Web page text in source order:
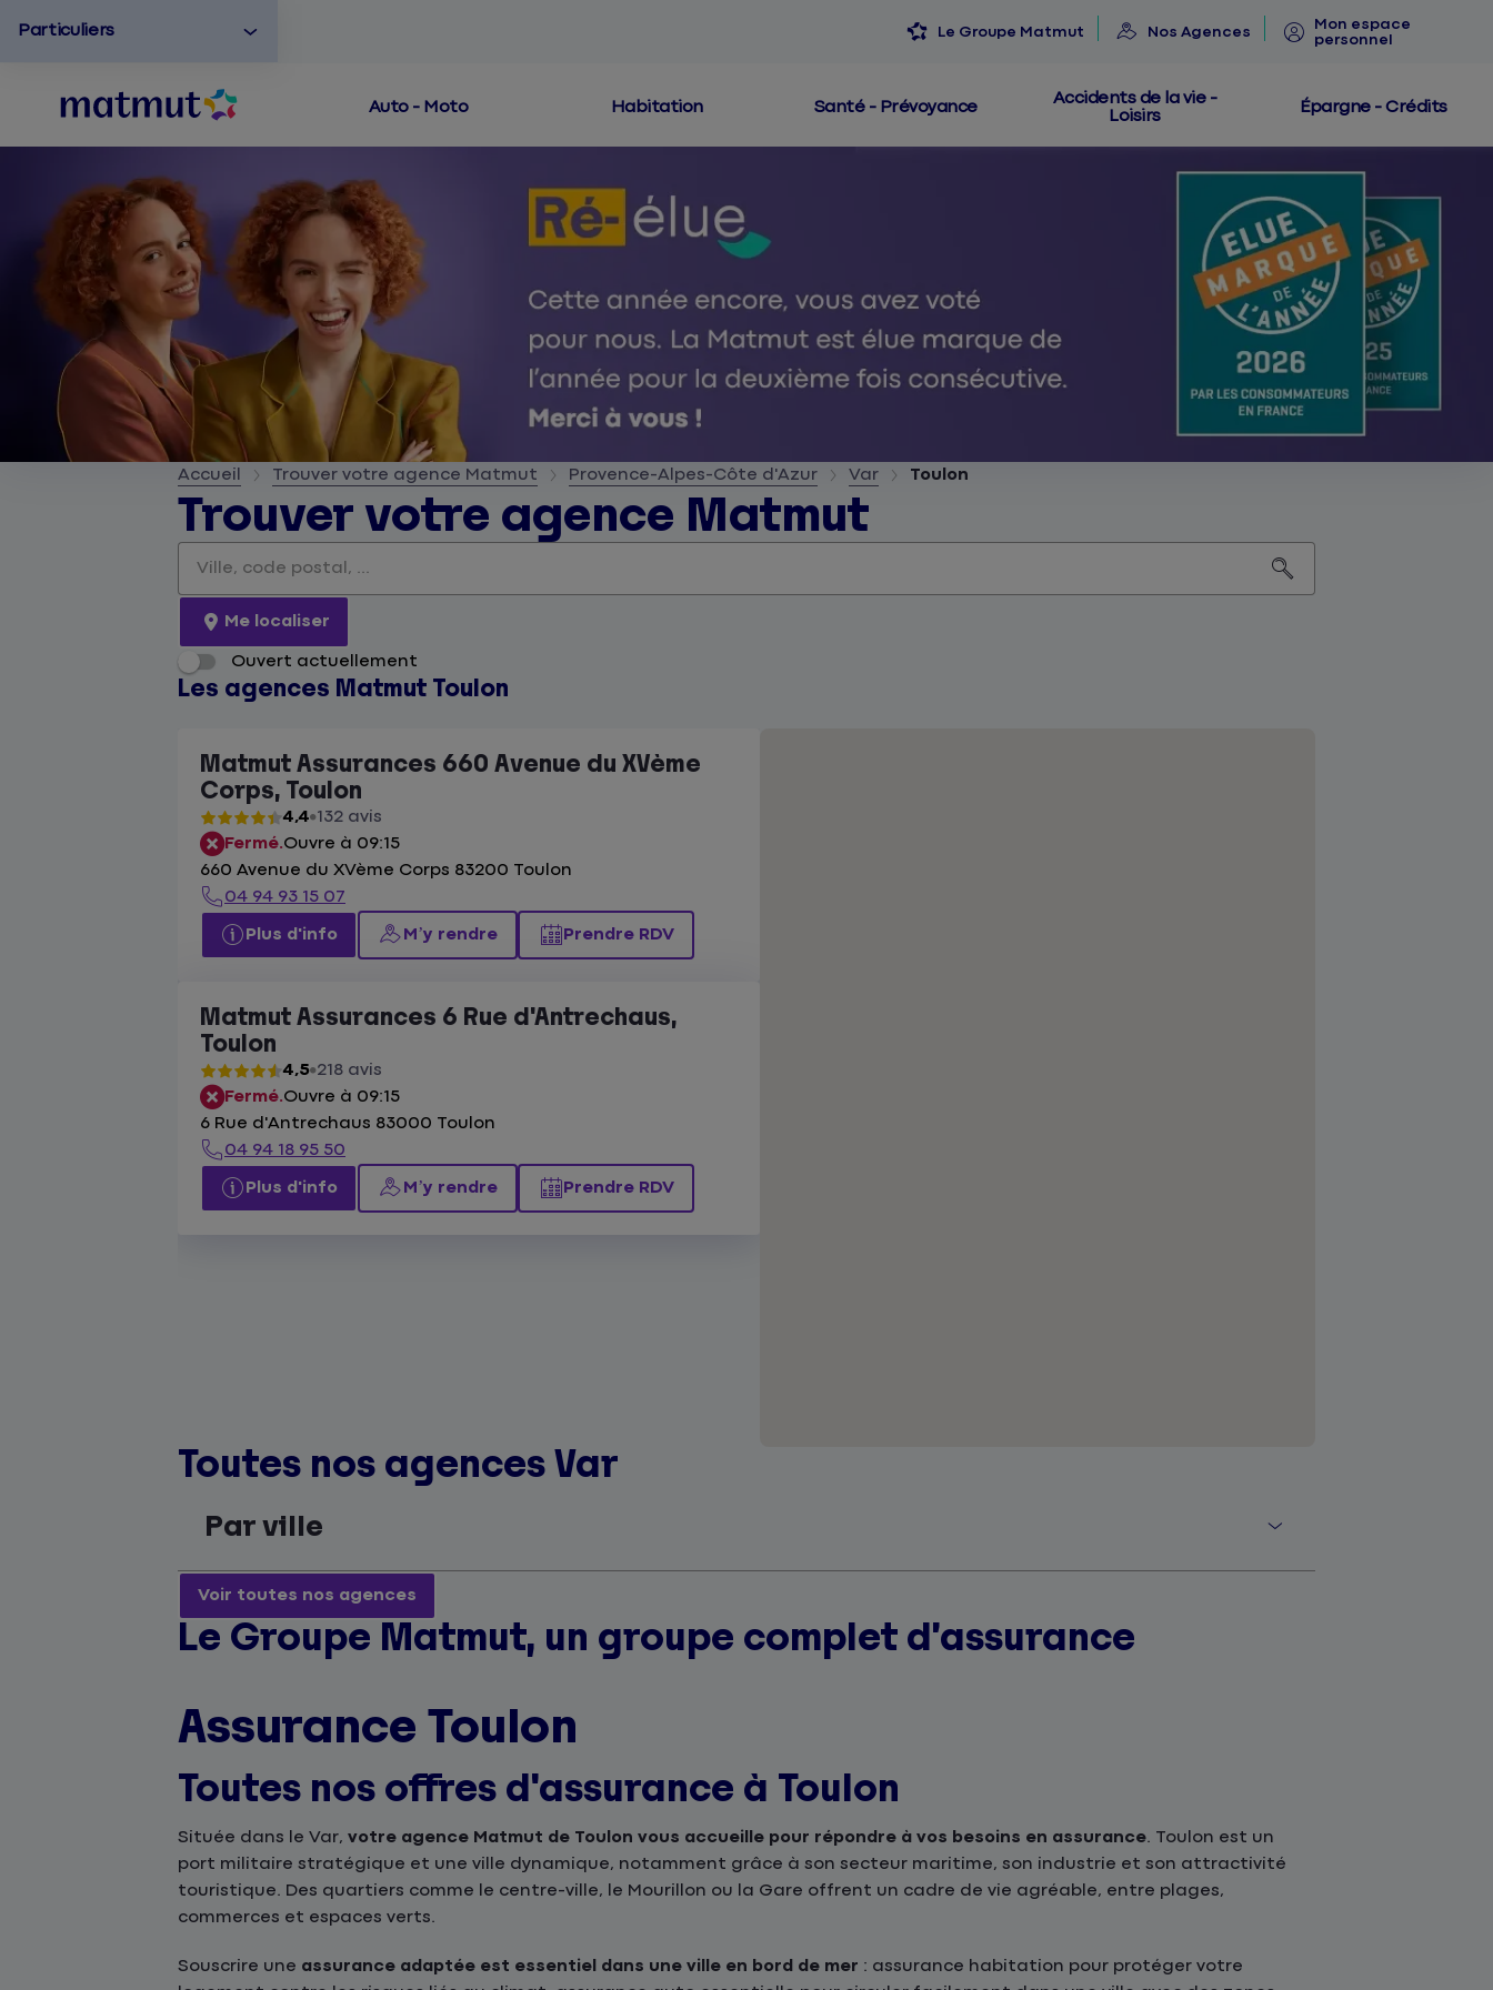
Particuliers Le Groupe Matmut Nos Agences
Mon espace
personnel
Auto - Moto Habitation Santé - Prévoyance
Accidents de la vie -
Loisirs
Épargne - Crédits
Accueil Trouver votre agence Matmut Provence-Alpes-Côte d'Azur Var Toulon
Trouver votre agence Matmut
Veuillez renseigner une adresse
Me localiser
Ouvert actuellement
Les agences Matmut Toulon
Matmut Assurances 660 Avenue du XVème
Corps, Toulon
4,4 132 avis
Fermé.Ouvre à 09:15
660 Avenue du XVème Corps 83200 Toulon
04 94 93 15 07
Plus d'info
M’y rendre Prendre RDV
Matmut Assurances 6 Rue d'Antrechaus,
Toulon
4,5 218 avis
Fermé.Ouvre à 09:15
6 Rue d'Antrechaus 83000 Toulon
04 94 18 95 50
Plus d'info
M’y rendre Prendre RDV
Toutes nos agences Var
Par ville
Voir toutes nos agences
Le Groupe Matmut, un groupe complet d’assurance
Assurance Toulon
Toutes nos offres d'assurance à Toulon
Située dans le Var, votre agence Matmut de Toulon vous accueille pour répondre à vos besoins en assurance. Toulon est un
port militaire stratégique et une ville dynamique, notamment grâce à son secteur maritime, son industrie et son attractivité
touristique. Des quartiers comme le centre-ville, le Mourillon ou la Gare offrent un cadre de vie agréable, entre plages,
commerces et espaces verts.
Souscrire une assurance adaptée est essentiel dans une ville en bord de mer : assurance habitation pour protéger votre